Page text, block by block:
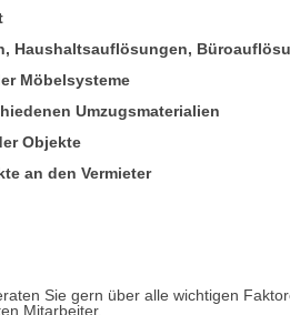
Haushaltsauflösungen,
Möbelsysteme
Umzugsmaterialien
Objekte
an den Vermieter
Sie gern über alle wichtigen
Mitarbeiter.